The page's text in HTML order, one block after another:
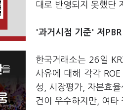
대로 반영되지 못했단
'과거시점 기준' 저PBR
한국거래소는 26일
사유에 대해 각각
성, 시장평가, 자본효
건이 우수하지만, 여타